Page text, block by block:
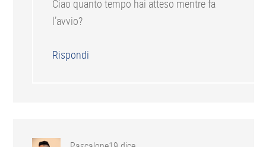
Ciao quanto tempo hai atteso mentre fa
l’avvio?
Rispondi